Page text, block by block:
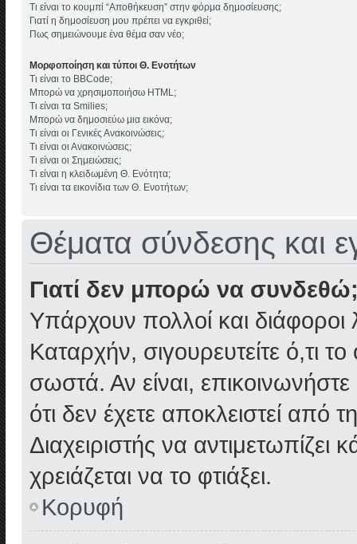
Τι είναι το κουμπί “Αποθήκευση” στην φόρμα δημοσίευσης;
Γιατί η δημοσίευση μου πρέπει να εγκριθεί;
Πως σημειώνουμε ένα θέμα σαν νέο;
Μορφοποίηση και τύποι Θ. Ενοτήτων
Τι είναι το BBCode;
Μπορώ να χρησιμοποιήσω HTML;
Τι είναι τα Smilies;
Μπορώ να δημοσιεύω μια εικόνα;
Τι είναι οι Γενικές Ανακοινώσεις;
Τι είναι οι Ανακοινώσεις;
Τι είναι οι Σημειώσεις;
Τι είναι η κλειδωμένη Θ. Ενότητα;
Τι είναι τα εικονίδια των Θ. Ενοτήτων;
Θέματα σύνδεσης και
Γιατί δεν μπορώ να
Υπάρχουν πολλοί και
Καταρχήν, σιγουρευτείτε ό,τι
σωστά. Αν είναι, επικοινωνήστε
ότι δεν έχετε αποκλειστεί από
Διαχειριστής να
χρειάζεται να το φτιάξει.
Κορυφή